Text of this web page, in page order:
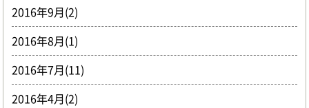
2016年9月(2)
2016年8月(1)
2016年7月(11)
2016年4月(2)